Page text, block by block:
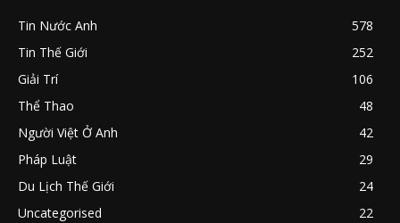
Tin Nước Anh
578
Tin Thế Giới
252
Giải Trí
106
Thể Thao
48
Người Việt Ở Anh
42
Pháp Luật
29
Du Lịch Thế Giới
24
Uncategorised
22